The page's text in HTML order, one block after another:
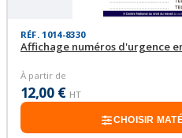
RÉF. 1014-8330
Affichage numéros d'urgence
À partir de
12,00 € HT
CHOISIR